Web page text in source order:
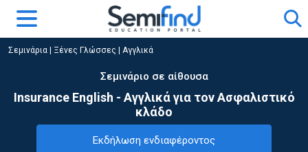
Σεμινάρια Ξένες Γλώσσες Αγγλικά
Σεμινάριο σε αίθουσα
Insurance English - Αγγλικά για τον Ασφαλιστικό
κλάδο
Εκδήλωση ενδιαφέροντος